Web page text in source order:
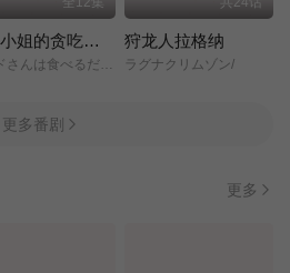
女仆小姐的贪吃日常
メイドさんは食べるだけ/
狩龙人拉格纳
ラグナクリムゾン/
更多番剧
更多